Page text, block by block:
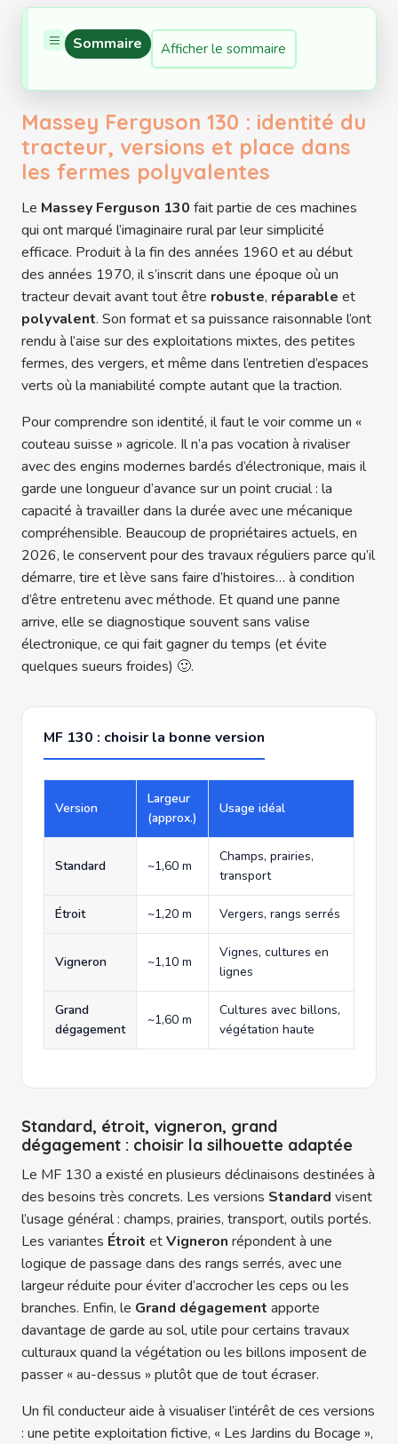
Sommaire Afficher le sommaire
Massey Ferguson 130 : identité du
tracteur, versions et place dans
les fermes polyvalentes
Le Massey Ferguson 130 fait partie de ces machines
qui ont marqué l’imaginaire rural par leur simplicité
efficace. Produit à la fin des années 1960 et au début
des années 1970, il s’inscrit dans une époque où un
tracteur devait avant tout être robuste, réparable et
polyvalent. Son format et sa puissance raisonnable l’ont
rendu à l’aise sur des exploitations mixtes, des petites
fermes, des vergers, et même dans l’entretien d’espaces
verts où la maniabilité compte autant que la traction.
Pour comprendre son identité, il faut le voir comme un «
couteau suisse » agricole. Il n’a pas vocation à rivaliser
avec des engins modernes bardés d’électronique, mais il
garde une longueur d’avance sur un point crucial : la
capacité à travailler dans la durée avec une mécanique
compréhensible. Beaucoup de propriétaires actuels, en
2026, le conservent pour des travaux réguliers parce qu’il
démarre, tire et lève sans faire d’histoires… à condition
d’être entretenu avec méthode. Et quand une panne
arrive, elle se diagnostique souvent sans valise
électronique, ce qui fait gagner du temps (et évite
quelques sueurs froides) 🙂.
MF 130 : choisir la bonne version
Version
Largeur
(approx.)
Usage idéal
Standard ~1,60 m
Champs, prairies,
transport
Étroit ~1,20 m Vergers, rangs serrés
Vigneron ~1,10 m
Vignes, cultures en
lignes
Grand
dégagement
~1,60 m
Cultures avec billons,
végétation haute
Standard, étroit, vigneron, grand
dégagement : choisir la silhouette adaptée
Le MF 130 a existé en plusieurs déclinaisons destinées à
des besoins très concrets. Les versions Standard visent
l’usage général : champs, prairies, transport, outils portés.
Les variantes Étroit etVigneron répondent à une
logique de passage dans des rangs serrés, avec une
largeur réduite pour éviter d’accrocher les ceps ou les
branches. Enfin, le Grand dégagement apporte
davantage de garde au sol, utile pour certains travaux
culturaux quand la végétation ou les billons imposent de
passer « au-dessus » plutôt que de tout écraser.
Un fil conducteur aide à visualiser l’intérêt de ces versions
: une petite exploitation fictive, « Les Jardins du Bocage »,